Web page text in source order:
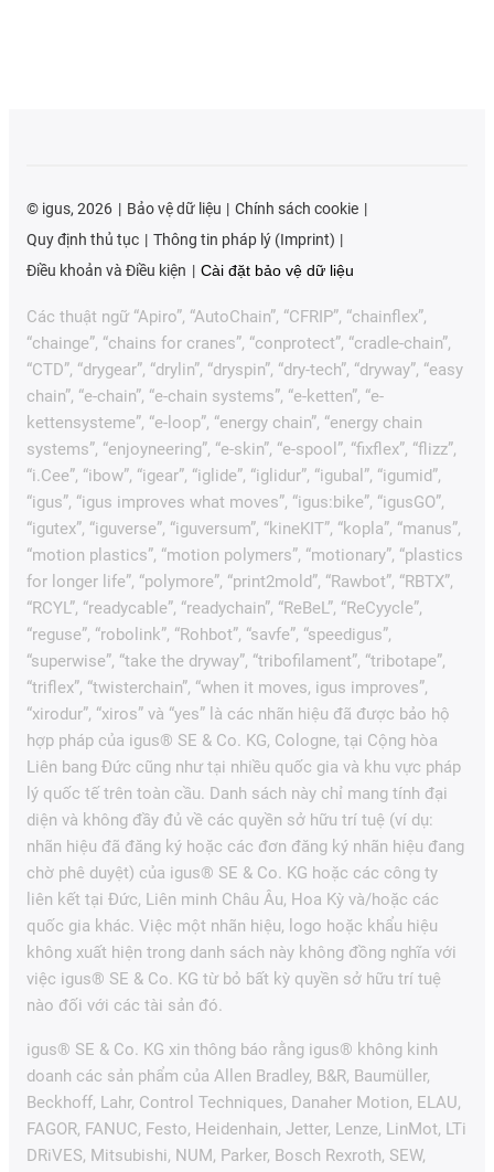
© igus, 2026 Bảo vệ dữ liệu
Chính sách cookie
Quy định thủ tục
Thông tin pháp lý (Imprint)
Điều khoản và Điều kiện
Cài đặt bảo vệ dữ liệu
Các thuật ngữ “Apiro”, “AutoChain”, “CFRIP”, “chainflex”,
“chainge”, “chains for cranes”, “conprotect”, “cradle-chain”,
“CTD”, “drygear”, “drylin”, “dryspin”, “dry-tech”, “dryway”, “easy
chain”, “e-chain”, “e-chain systems”, “e-ketten”, “e-
kettensysteme”, “e-loop”, “energy chain”, “energy chain
systems”, “enjoyneering”, “e-skin”, “e-spool”, “fixflex”, “flizz”,
“i.Cee”, “ibow”, “igear”, “iglide”, “iglidur”, “igubal”, “igumid”,
“igus”, “igus improves what moves”, “igus:bike”, “igusGO”,
“igutex”, “iguverse”, “iguversum”, “kineKIT”, “kopla”, “manus”,
“motion plastics”, “motion polymers”, “motionary”, “plastics
for longer life”, “polymore”, “print2mold”, “Rawbot”, “RBTX”,
“RCYL”, “readycable”, “readychain”, “ReBeL”, “ReCyycle”,
“reguse”, “robolink”, “Rohbot”, “savfe”, “speedigus”,
“superwise”, “take the dryway”, “tribofilament”, “tribotape”,
“triflex”, “twisterchain”, “when it moves, igus improves”,
“xirodur”, “xiros” và “yes” là các nhãn hiệu đã được bảo hộ
hợp pháp của igus® SE & Co. KG, Cologne, tại Cộng hòa
Liên bang Đức cũng như tại nhiều quốc gia và khu vực pháp
lý quốc tế trên toàn cầu. Danh sách này chỉ mang tính đại
diện và không đầy đủ về các quyền sở hữu trí tuệ (ví dụ:
nhãn hiệu đã đăng ký hoặc các đơn đăng ký nhãn hiệu đang
chờ phê duyệt) của igus® SE & Co. KG hoặc các công ty
liên kết tại Đức, Liên minh Châu Âu, Hoa Kỳ và/hoặc các
quốc gia khác. Việc một nhãn hiệu, logo hoặc khẩu hiệu
không xuất hiện trong danh sách này không đồng nghĩa với
việc igus® SE & Co. KG từ bỏ bất kỳ quyền sở hữu trí tuệ
nào đối với các tài sản đó.
igus® SE & Co. KG xin thông báo rằng igus® không kinh
doanh các sản phẩm của Allen Bradley, B&R, Baumüller,
Beckhoff, Lahr, Control Techniques, Danaher Motion, ELAU,
FAGOR, FANUC, Festo, Heidenhain, Jetter, Lenze, LinMot, LTi
DRiVES, Mitsubishi, NUM, Parker, Bosch Rexroth, SEW,